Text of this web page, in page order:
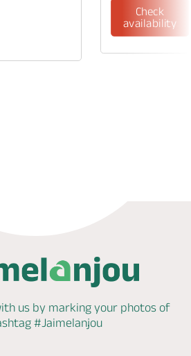
Check
availability
us by markingyour photos of
#Jaimelanjou